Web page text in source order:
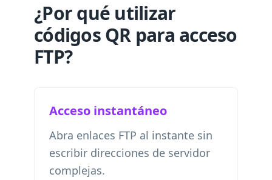
¿Por qué utilizar
códigos QR para acceso
FTP?
Acceso instantáneo
Abra enlaces FTP al instante sin
escribir direcciones de servidor
complejas.